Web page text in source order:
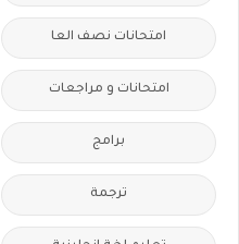
امتحانات نصف العا
امتحانات و مراجعات
برامج
ترجمة